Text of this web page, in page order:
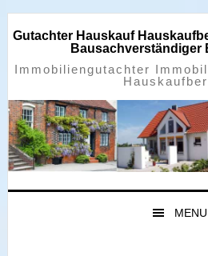
springen
springen
springen
springen
Gutachter Hauskauf
Bausachverständiger
Immobiliengutachter
MENU